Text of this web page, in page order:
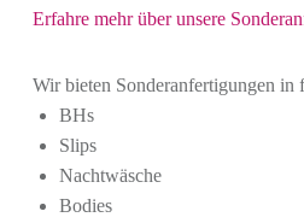
Erfahre mehr über unsere
Wir bieten Sonderanfertigungen in
BHs
Slips
Nachtwäsche
Bodies